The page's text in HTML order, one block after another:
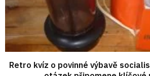
Retro kvíz o povinné výbavě